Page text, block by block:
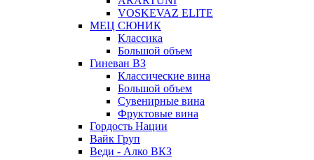
VOSKEVAZ ELITE
МЕЦ СЮНИК
Классика
Большой объем
Гиневан ВЗ
Классические вина
Большой объем
Сувенирные вина
Фруктовые вина
Гордость Нации
Вайк Груп
Веди - Алко ВКЗ